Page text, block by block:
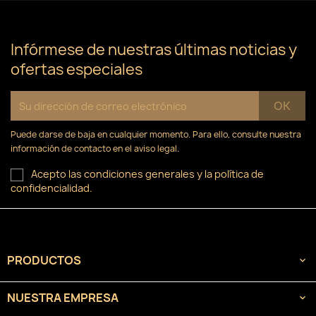
add_circle_outline Crear nueva lista
lista de deseos.
Cancelar Iniciar sesión
Infórmese de nuestras últimas noticias y
ofertas especiales
Puede darse de baja en cualquier momento. Para ello, consulte nuestra
información de contacto en el aviso legal.
Acepto las condiciones generales y la política de
confidencialidad.
PRODUCTOS 
NUESTRA EMPRESA 